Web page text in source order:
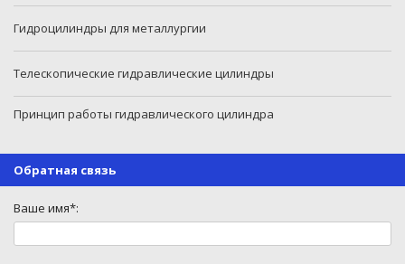
Гидроцилиндры для металлургии
Телескопические гидравлические цилиндры
Принцип работы гидравлического цилиндра
Обратная связь
Ваше имя*: